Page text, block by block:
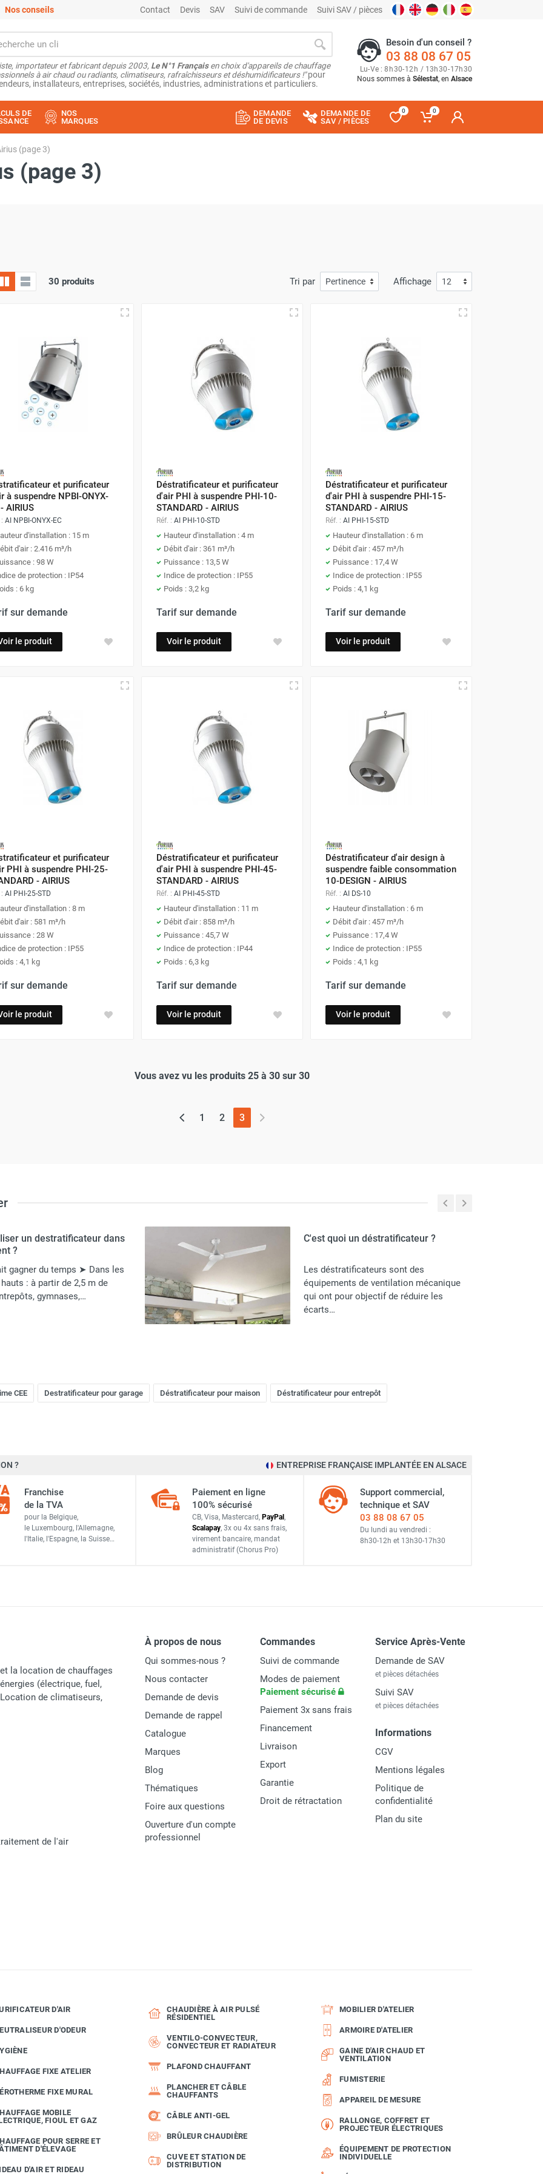
Nos conseils Contact Devis SAV Suivi de commande Suivi SAV / pièces
importateur et fabricant depuis 2003, Le N°1 Françaisen choix d'appareils de chauffage
à air chaud ou radiants, climatiseurs, rafraîchisseurs et déshumidificateurs !"pour
installateurs, entreprises, sociétés, industries, administrations et particuliers.
Besoin d'un conseil ?
03 88 08 67 05
Lu-Ve : 8h30-12h / 13h30-17h30
Nous sommes à Sélestat, en Alsace
DE
NOS
MARQUES
DEMANDE
DE DEVIS
DEMANDE DE
SAV / PIÈCES
0 0
(page 3)
(page 3)
30 produits Tri par Affichage
et purificateur
à suspendre NPBI-ONYX-
AIRIUS
AI NPBI-ONYX-EC
d'installation : 15 m
d'air : 2.416 m³/h
: 98 W
de protection : IP54
: 6 kg
sur demande
le produit
Déstratificateur et purificateur
d'air PHI à suspendre PHI-10-
STANDARD - AIRIUS
Réf. : AI PHI-10-STD
Hauteur d'installation : 4 m
Débit d'air : 361 m³/h
Puissance : 13,5 W
Indice de protection : IP55
Poids : 3,2 kg
Tarif sur demande
Voir le produit
Déstratificateur et purificateur
d'air PHI à suspendre PHI-15-
STANDARD - AIRIUS
Réf. : AI PHI-15-STD
Hauteur d'installation : 6 m
Débit d'air : 457 m³/h
Puissance : 17,4 W
Indice de protection : IP55
Poids : 4,1 kg
Tarif sur demande
Voir le produit
et purificateur
PHI à suspendre PHI-25-
- AIRIUS
AI PHI-25-STD
d'installation : 8 m
d'air : 581 m³/h
: 28 W
de protection : IP55
: 4,1 kg
sur demande
le produit
Déstratificateur et purificateur
d'air PHI à suspendre PHI-45-
STANDARD - AIRIUS
Réf. : AI PHI-45-STD
Hauteur d'installation : 11 m
Débit d'air : 858 m³/h
Puissance : 45,7 W
Indice de protection : IP44
Poids : 6,3 kg
Tarif sur demande
Voir le produit
Déstratificateur d'air design à
suspendre faible consommation
10-DESIGN - AIRIUS
Réf. : AI DS-10
Hauteur d'installation : 6 m
Débit d'air : 457 m³/h
Puissance : 17,4 W
Indice de protection : IP55
Poids : 4,1 kg
Tarif sur demande
Voir le produit
Vous avez vu les produits 25 à 30 sur 30
1 2 3(page actuelle)
un destratificateur dans
?
du temps ➤ Dans les
: à partir de 2,5 m de
gymnases,…
C'est quoi un déstratificateur ?
Les déstratificateurs sont des
équipements de ventilation mécanique
qui ont pour objectif de réduire les
écarts…
CEE Destratificateur pour garage Déstratificateur pour maison Déstratificateur pour entrepôt
? ENTREPRISE FRANÇAISE IMPLANTÉE EN ALSACE
Franchise
de la TVA
pour la Belgique,
le Luxembourg, l'Allemagne,
l'Italie, l'Espagne, la Suisse…
Paiement en ligne
100% sécurisé
CB, Visa, Mastercard, PayPal ,
Scalapay, 3x ou 4x sans frais,
virement bancaire, mandat
administratif (Chorus Pro)
Support commercial,
technique et SAV
03 88 08 67 05
Du lundi au vendredi :
8h30-12h et 13h30-17h30
la location de chauffages
(électrique, fuel,
de climatiseurs,
de l'air
À propos de nous
Qui sommes-nous ?
Nous contacter
Demande de devis
Demande de rappel
Catalogue
Marques
Blog
Thématiques
Foire aux questions
Ouverture d'un compte
professionnel
Commandes
Suivi de commande
Modes de paiement
Paiement sécurisé
Paiement 3x sans frais
Financement
Livraison
Export
Garantie
Droit de rétractation
Service Après-Vente
Demande de SAV
et pièces détachées
Suivi SAV
et pièces détachées
Informations
CGV
Mentions légales
Politique de
confidentialité
Plan du site
D'AIR
D'ODEUR
FIXE ATELIER
FIXE MURAL
MOBILE
FIOUL ET GAZ
POUR SERRE ET
D'ÉLEVAGE
D'AIR ET RIDEAU
CHAUDIÈRE À AIR PULSÉ
RÉSIDENTIEL
VENTILO-CONVECTEUR,
CONVECTEUR ET RADIATEUR
PLAFOND CHAUFFANT
PLANCHER ET CÂBLE
CHAUFFANTS
CÂBLE ANTI-GEL
BRÛLEUR CHAUDIÈRE
CUVE ET STATION DE
DISTRIBUTION
MOBILIER D'ATELIER
ARMOIRE D'ATELIER
GAINE D'AIR CHAUD ET
VENTILATION
FUMISTERIE
APPAREIL DE MESURE
RALLONGE, COFFRET ET
PROJECTEUR ÉLECTRIQUES
ÉQUIPEMENT DE PROTECTION
INDIVIDUELLE